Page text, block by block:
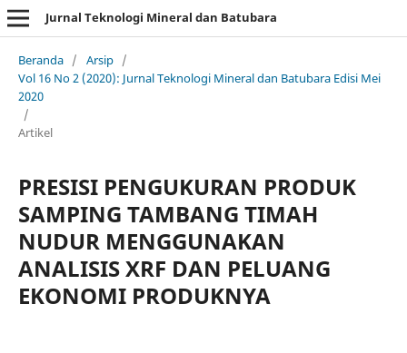
Jurnal Teknologi Mineral dan Batubara
Beranda / Arsip /
Vol 16 No 2 (2020): Jurnal Teknologi Mineral dan Batubara Edisi Mei
2020
/
Artikel
PRESISI PENGUKURAN PRODUK
SAMPING TAMBANG TIMAH
NUDUR MENGGUNAKAN
ANALISIS XRF DAN PELUANG
EKONOMI PRODUKNYA